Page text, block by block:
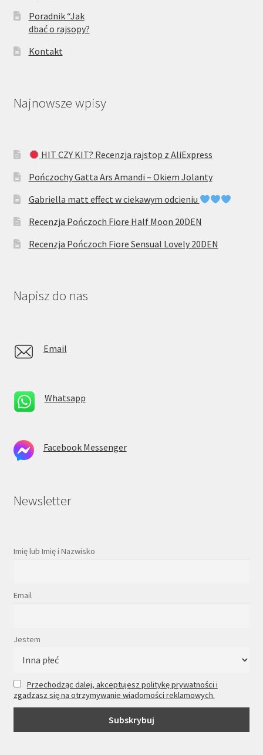
Poradnik “Jak
dbać o rajsopy?
Kontakt
Najnowsze wpisy
HIT CZY KIT? Recenzja rajstop z AliExpress
Pończochy Gatta Ars Amandi – Okiem Jolanty
Gabriella matt effect w ciekawym odcieniu
Recenzja Pończoch Fiore Half Moon 20DEN
Recenzja Pończoch Fiore Sensual Lovely 20DEN
Napisz do nas
Email
Whatsapp
Facebook Messenger
Newsletter
Imię lub Imię i Nazwisko
Email
Jestem
Przechodząc dalej, akceptujesz politykę prywatności i
zgadzasz się na otrzymywanie wiadomości reklamowych.